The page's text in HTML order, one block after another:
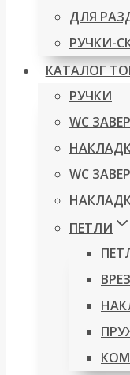
ДЛЯ
РУЧКИ-
КАТАЛОГ
РУЧКИ
WC
WC
ПЕТЛИ